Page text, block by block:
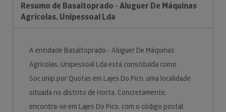
Resumo de Basaltoprado - Aluguer De Máquinas
Agrícolas, Unipessoal Lda
A entidade Basaltoprado - Aluguer De Máquinas
Agrícolas, Unipessoal Lda está constituída como
Soc.unip.por Quotas em Lajes Do Pico, uma localidade
situada no distrito de Horta. Concretamente,
encontra-se em Lajes Do Pico, com o código postal